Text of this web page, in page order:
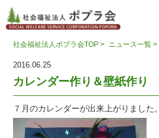
社会福祉法人ポプラ会TOP > ニュース一覧 >
2016.06.25
カレンダー作り＆壁紙作り
７月のカレンダーが出来上がりました。